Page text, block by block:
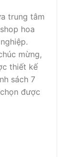
trung tâm
hoa
mừng,
thiết kế
sách 7
được